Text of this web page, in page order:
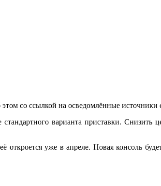
со ссылкой на осведомлённые источники
варианта приставки. Снизить
уже в апреле. Новая консоль